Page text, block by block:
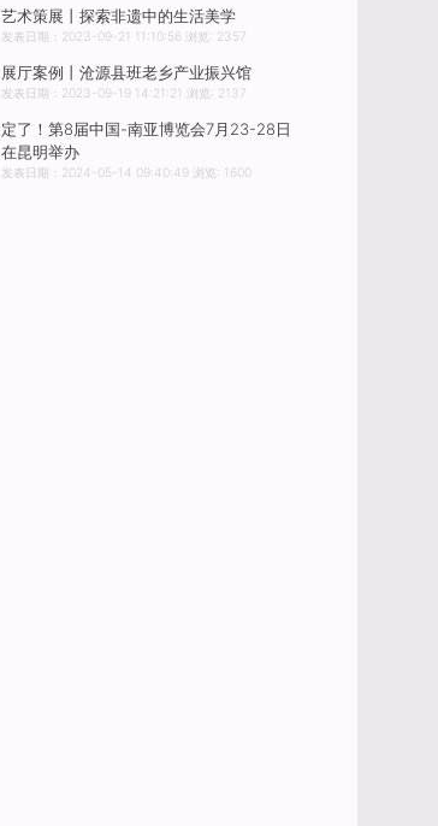
艺术策展丨探索非遗中的生活美学
发表日期：2023-09-21 11:10:56 浏览: 2357
展厅案例丨沧源县班老乡产业振兴馆
发表日期：2023-09-19 14:21:21 浏览: 2137
定了！第8届中国-南亚博览会7月23-28日
在昆明举办
发表日期：2024-05-14 09:40:49 浏览: 1600